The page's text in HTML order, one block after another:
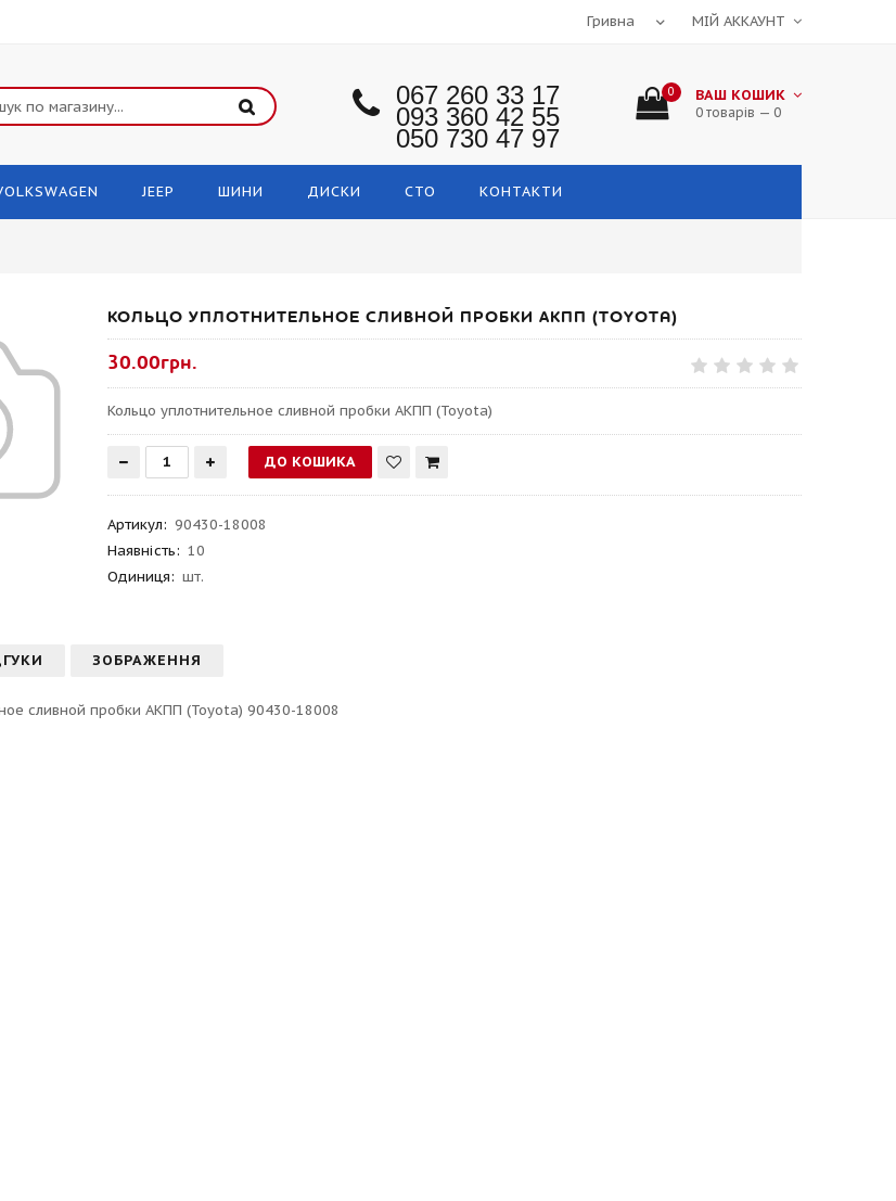
МІЙ АККАУНТ
067 260 33 17
093 360 42 55
050 730 47 97
0 ВАШ КОШИК
0 товарів — 0
JEEP ШИНИ ДИСКИ СТО КОНТАКТИ
КОЛЬЦО УПЛОТНИТЕЛЬНОЕ СЛИВНОЙ ПРОБКИ АКПП (TOYOTA)
30.00грн.
Кольцо уплотнительное сливной пробки АКПП (Toyota)
Артикул: 90430-18008
Наявність: 10
Одиниця: шт.
ЗОБРАЖЕННЯ
сливной пробки АКПП (Toyota) 90430-18008